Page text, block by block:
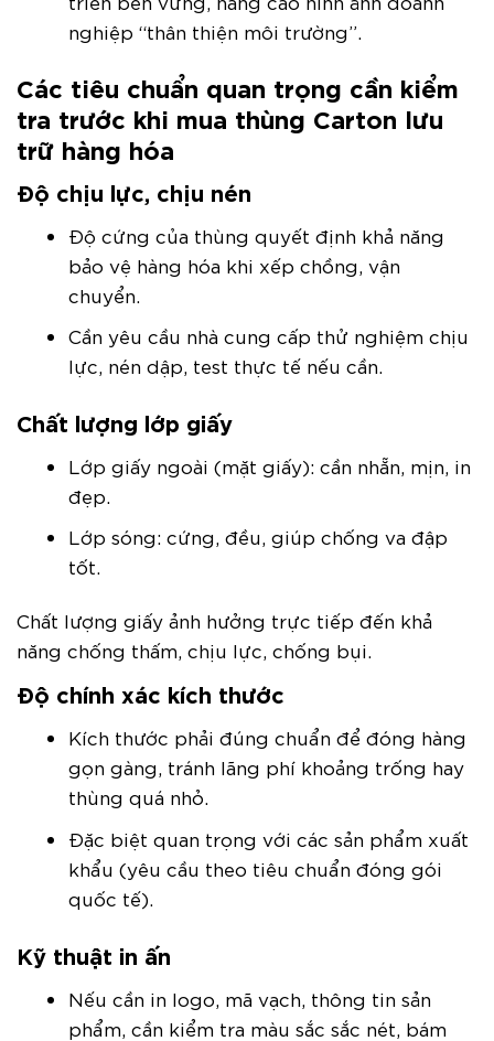
nghiệp “thân thiện môi trường”.
Các tiêu chuẩn quan trọng cần kiểm
tra trước khi mua thùng Carton lưu
trữ hàng hóa
Độ chịu lực, chịu nén
Độ cứng của thùng quyết định khả năng
bảo vệ hàng hóa khi xếp chồng, vận
chuyển.
Cần yêu cầu nhà cung cấp thử nghiệm chịu
lực, nén dập, test thực tế nếu cần.
Chất lượng lớp giấy
Lớp giấy ngoài (mặt giấy): cần nhẵn, mịn, in
đẹp.
Lớp sóng: cứng, đều, giúp chống va đập
tốt.
Chất lượng giấy ảnh hưởng trực tiếp đến khả
năng chống thấm, chịu lực, chống bụi.
Độ chính xác kích thước
Kích thước phải đúng chuẩn để đóng hàng
gọn gàng, tránh lãng phí khoảng trống hay
thùng quá nhỏ.
Đặc biệt quan trọng với các sản phẩm xuất
khẩu (yêu cầu theo tiêu chuẩn đóng gói
quốc tế).
Kỹ thuật in ấn
Nếu cần in logo, mã vạch, thông tin sản
phẩm, cần kiểm tra màu sắc sắc nét, bám